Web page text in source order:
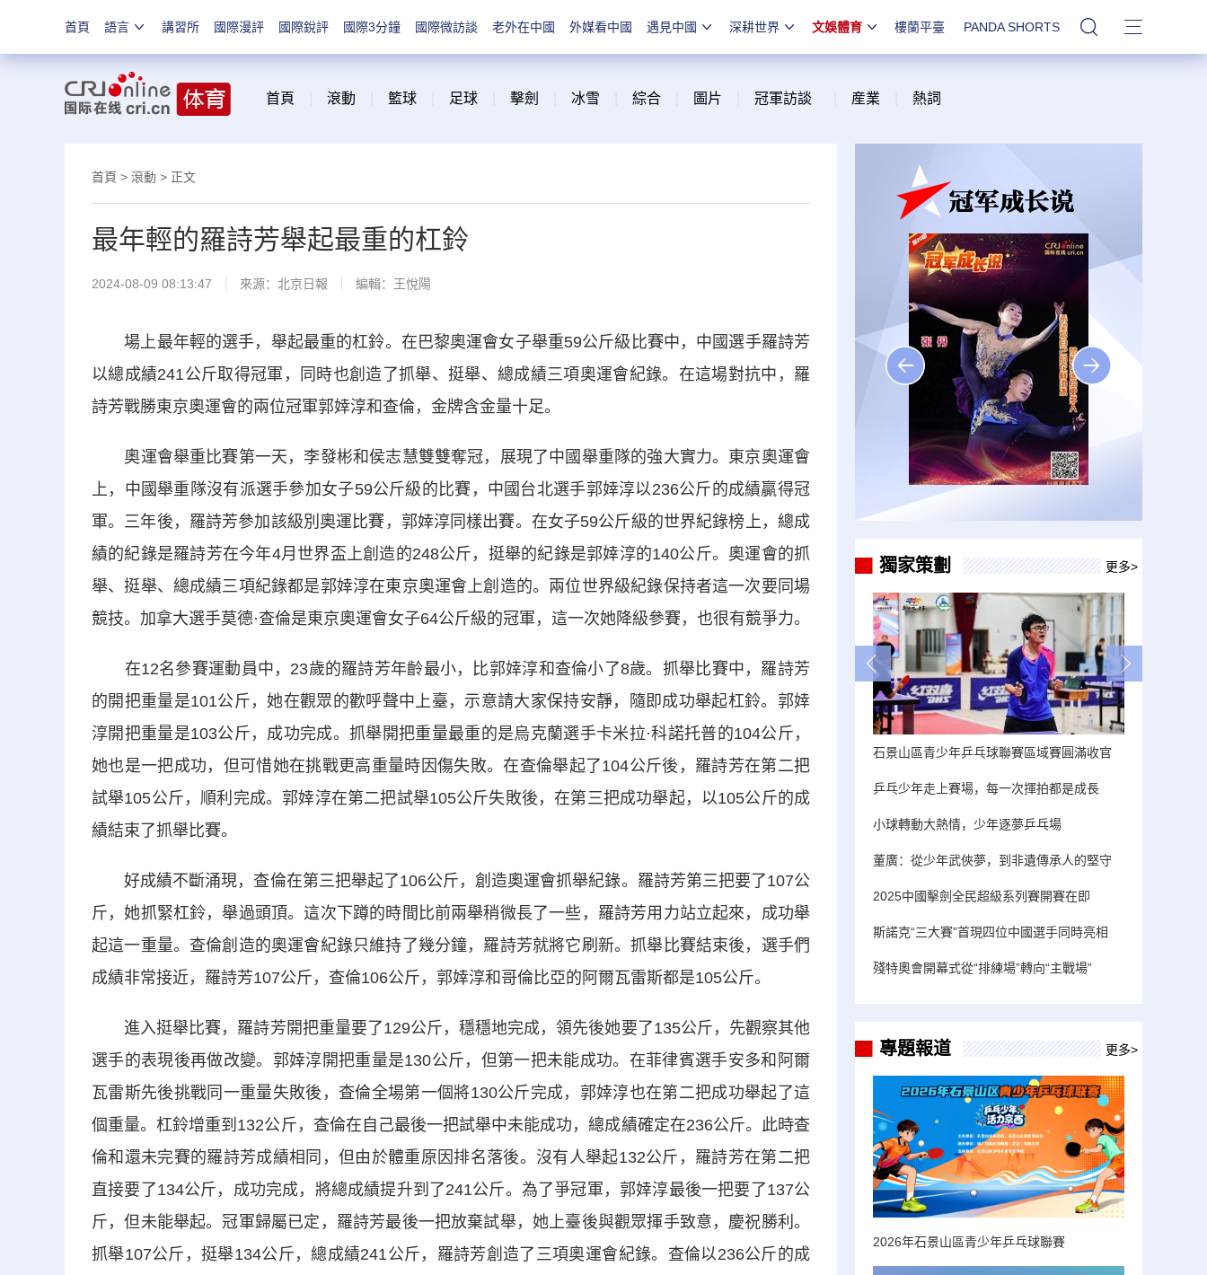
首頁 語言 講習所 國際漫評 國際銳評 國際3分鐘 國際微訪談 老外在中國 外媒看中國 遇見中國 深耕世界 文娛體育 樓蘭平臺 PANDA SHORTS 站內搜索
首頁 滾動 籃球 足球 擊劍 冰雪 綜合 圖片 冠軍訪談 産業 熱詞
首頁 > 滾動 > 正文
最年輕的羅詩芳舉起最重的杠鈴
2024-08-09 08:13:47 來源： 北京日報 編輯：王悅陽
場上最年輕的選手，舉起最重的杠鈴。在巴黎奧運會女子舉重59公斤級比賽中，中國選手羅詩芳
以總成績241公斤取得冠軍，同時也創造了抓舉、挺舉、總成績三項奧運會紀錄。在這場對抗中，羅
詩芳戰勝東京奧運會的兩位冠軍郭婞淳和查倫，金牌含金量十足。
奧運會舉重比賽第一天，李發彬和侯志慧雙雙奪冠，展現了中國舉重隊的強大實力。東京奧運會
上，中國舉重隊沒有派選手參加女子59公斤級的比賽，中國台北選手郭婞淳以236公斤的成績贏得冠
軍。三年後，羅詩芳參加該級別奧運比賽，郭婞淳同樣出賽。在女子59公斤級的世界紀錄榜上，總成
績的紀錄是羅詩芳在今年4月世界盃上創造的248公斤，挺舉的紀錄是郭婞淳的140公斤。奧運會的抓
舉、挺舉、總成績三項紀錄都是郭婞淳在東京奧運會上創造的。兩位世界級紀錄保持者這一次要同場
競技。加拿大選手莫德·查倫是東京奧運會女子64公斤級的冠軍，這一次她降級參賽，也很有競爭力。
在12名參賽運動員中，23歲的羅詩芳年齡最小，比郭婞淳和查倫小了8歲。抓舉比賽中，羅詩芳
的開把重量是101公斤，她在觀眾的歡呼聲中上臺，示意請大家保持安靜，隨即成功舉起杠鈴。郭婞
淳開把重量是103公斤，成功完成。抓舉開把重量最重的是烏克蘭選手卡米拉·科諾托普的104公斤，
她也是一把成功，但可惜她在挑戰更高重量時因傷失敗。在查倫舉起了104公斤後，羅詩芳在第二把
試舉105公斤，順利完成。郭婞淳在第二把試舉105公斤失敗後，在第三把成功舉起，以105公斤的成
績結束了抓舉比賽。
好成績不斷涌現，查倫在第三把舉起了106公斤，創造奧運會抓舉紀錄。羅詩芳第三把要了107公
斤，她抓緊杠鈴，舉過頭頂。這次下蹲的時間比前兩舉稍微長了一些，羅詩芳用力站立起來，成功舉
起這一重量。查倫創造的奧運會紀錄只維持了幾分鐘，羅詩芳就將它刷新。抓舉比賽結束後，選手們
成績非常接近，羅詩芳107公斤，查倫106公斤，郭婞淳和哥倫比亞的阿爾瓦雷斯都是105公斤。
進入挺舉比賽，羅詩芳開把重量要了129公斤，穩穩地完成，領先後她要了135公斤，先觀察其他
選手的表現後再做改變。郭婞淳開把重量是130公斤，但第一把未能成功。在菲律賓選手安多和阿爾
瓦雷斯先後挑戰同一重量失敗後，查倫全場第一個將130公斤完成，郭婞淳也在第二把成功舉起了這
個重量。杠鈴增重到132公斤，查倫在自己最後一把試舉中未能成功，總成績確定在236公斤。此時查
倫和還未完賽的羅詩芳成績相同，但由於體重原因排名落後。沒有人舉起132公斤，羅詩芳在第二把
直接要了134公斤，成功完成，將總成績提升到了241公斤。為了爭冠軍，郭婞淳最後一把要了137公
斤，但未能舉起。冠軍歸屬已定，羅詩芳最後一把放棄試舉，她上臺後與觀眾揮手致意，慶祝勝利。
抓舉107公斤，挺舉134公斤，總成績241公斤，羅詩芳創造了三項奧運會紀錄。查倫以236公斤的成
獨家策劃 更多>
石景山區青少年乒乓球聯賽區域賽圓滿收官
乒乓少年走上賽場，每一次揮拍都是成長
小球轉動大熱情，少年逐夢乒乓場
董廣：從少年武俠夢，到非遺傳承人的堅守
2025中國擊劍全民超級系列賽開賽在即
斯諾克“三大賽”首現四位中國選手同時亮相
殘特奧會開幕式從“排練場”轉向“主戰場”
專題報道 更多>
2026年石景山區青少年乒乓球聯賽